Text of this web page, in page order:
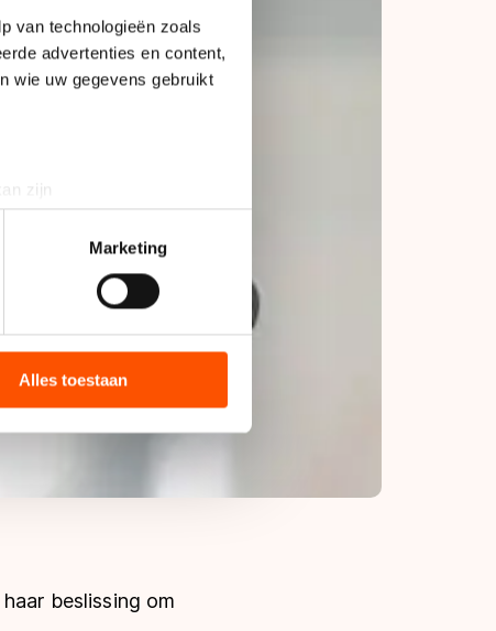
van technologieën zoals
advertenties en content,
wie uw gegevens gebruikt
zijn
detailgedeeltein. U kunt uw
media, advertenties en
zij hebben verzameld via
de VS, waar mogelijk geen
in met deze overdracht.
Marketing
Alles toestaan
beslissing om